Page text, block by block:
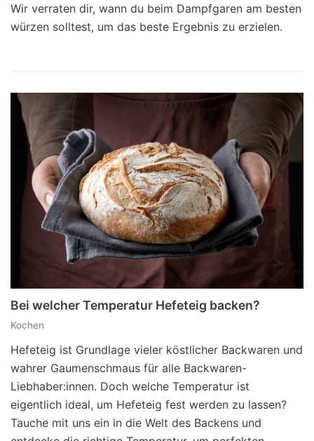
Wir verraten dir, wann du beim Dampfgaren am besten
würzen solltest, um das beste Ergebnis zu erzielen.
Bei welcher Temperatur Hefeteig backen?
Kochen
Hefeteig ist Grundlage vieler köstlicher Backwaren und
wahrer Gaumenschmaus für alle Backwaren-
Liebhaber:innen. Doch welche Temperatur ist
eigentlich ideal, um Hefeteig fest werden zu lassen?
Tauche mit uns ein in die Welt des Backens und